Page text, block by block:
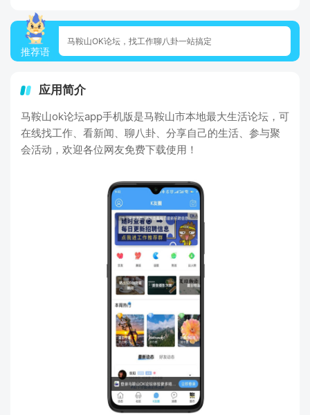
推荐语
马鞍山OK论坛，找工作聊八卦一站搞定
应用简介
马鞍山ok论坛app手机版是马鞍山市本地最大生活论坛，可
在线找工作、看新闻、聊八卦、分享自己的生活、参与聚
会活动，欢迎各位网友免费下载使用！